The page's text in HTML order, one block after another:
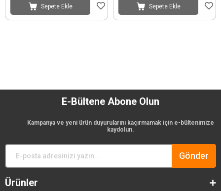
Sepete Ekle Sepete Ekle
E-Bültene Abone Olun
Kampanya ve yeni ürün duyurularını kaçırmamak için e-bültenimize
kaydolun.
Gönder
Ürünler